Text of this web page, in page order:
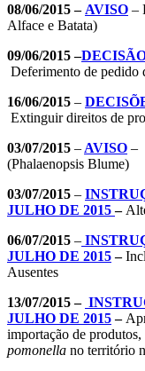
08/06/2015 – AVISO –
Alface e Batata)
09/06/2015 –
Deferimento de pedido
16/06/2015 –
Extinguir direitos de
03/07/2015 – AVISO –
(Phalaenopsis Blume)
03/07/2015 –
JULHO DE 2015–
06/07/2015 –
JULHO DE 2015–
Ausentes
13/07/2015 –
JULHO DE 2015–
importação de
pomonella no território